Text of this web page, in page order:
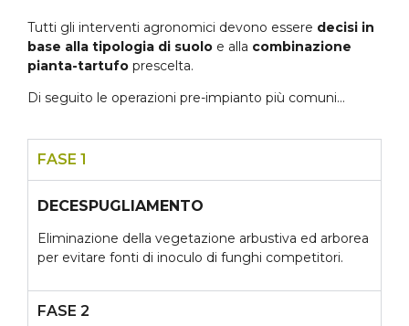
Tutti gli interventi agronomici devono essere decisi in
base alla tipologia di suolo e alla combinazione
pianta-tartufo prescelta.
Di seguito le operazioni pre-impianto più comuni…
FASE 1
DECESPUGLIAMENTO
Eliminazione della vegetazione arbustiva ed arborea
per evitare fonti di inoculo di funghi competitori.
FASE 2